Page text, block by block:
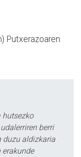
Putxerazoaren
hutsezko
berri
duzu aldizkaria